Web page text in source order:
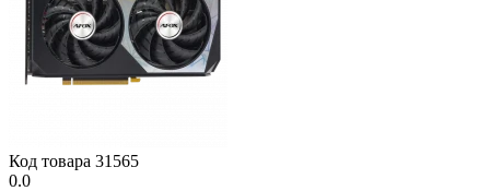
Код товара 31565
0.0